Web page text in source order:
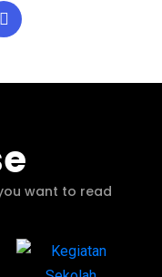
want to read